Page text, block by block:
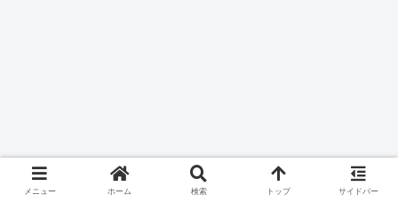
メニュー ホーム 検索 トップ サイドバー